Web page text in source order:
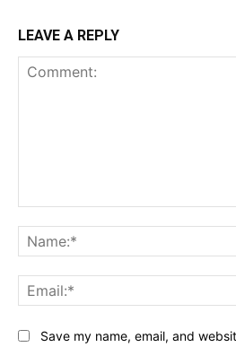
LEAVE A REPLY
Website:Save my name, email, and